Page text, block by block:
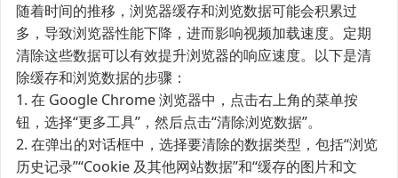
随着时间的推移，浏览器缓存和浏览数据可能会积累过
多，导致浏览器性能下降，进而影响视频加载速度。定期
清除这些数据可以有效提升浏览器的响应速度。以下是清
除缓存和浏览数据的步骤：
1. 在 Google Chrome 浏览器中，点击右上角的菜单按
钮，选择“更多工具”，然后点击“清除浏览数据”。
2. 在弹出的对话框中，选择要清除的数据类型，包括“浏览
历史记录”“Cookie 及其他网站数据”和“缓存的图片和文